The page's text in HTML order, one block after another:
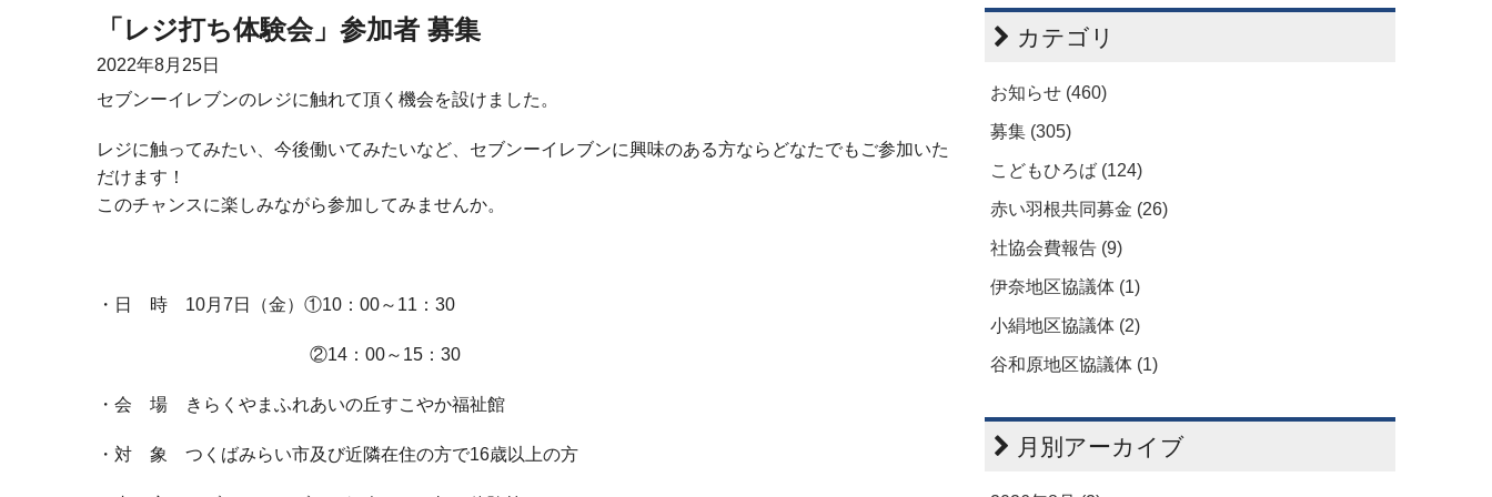
「レジ打ち体験会」参加者 募集
2022年8月25日
セブンーイレブンのレジに触れて頂く機会を設けました。
レジに触ってみたい、今後働いてみたいなど、セブンーイレブンに興味のある方ならどなたでもご参加いた
だけます！
このチャンスに楽しみながら参加してみませんか。
・日 時 10月 7 日（金）①10 ： 00～ 11 ： 30
②14 ： 00～ 15 ： 30
・会 場 きらくやまふれあいの丘すこやか福祉館
・対 象 つくばみらい市及び近隣在住の方で16歳以上の方
カテゴリ
お知らせ (460)
募集 (305)
こどもひろば (124)
赤い羽根共同募金 (26)
社協会費報告 (9)
伊奈地区協議体 (1)
小絹地区協議体 (2)
谷和原地区協議体 (1)
月別アーカイブ